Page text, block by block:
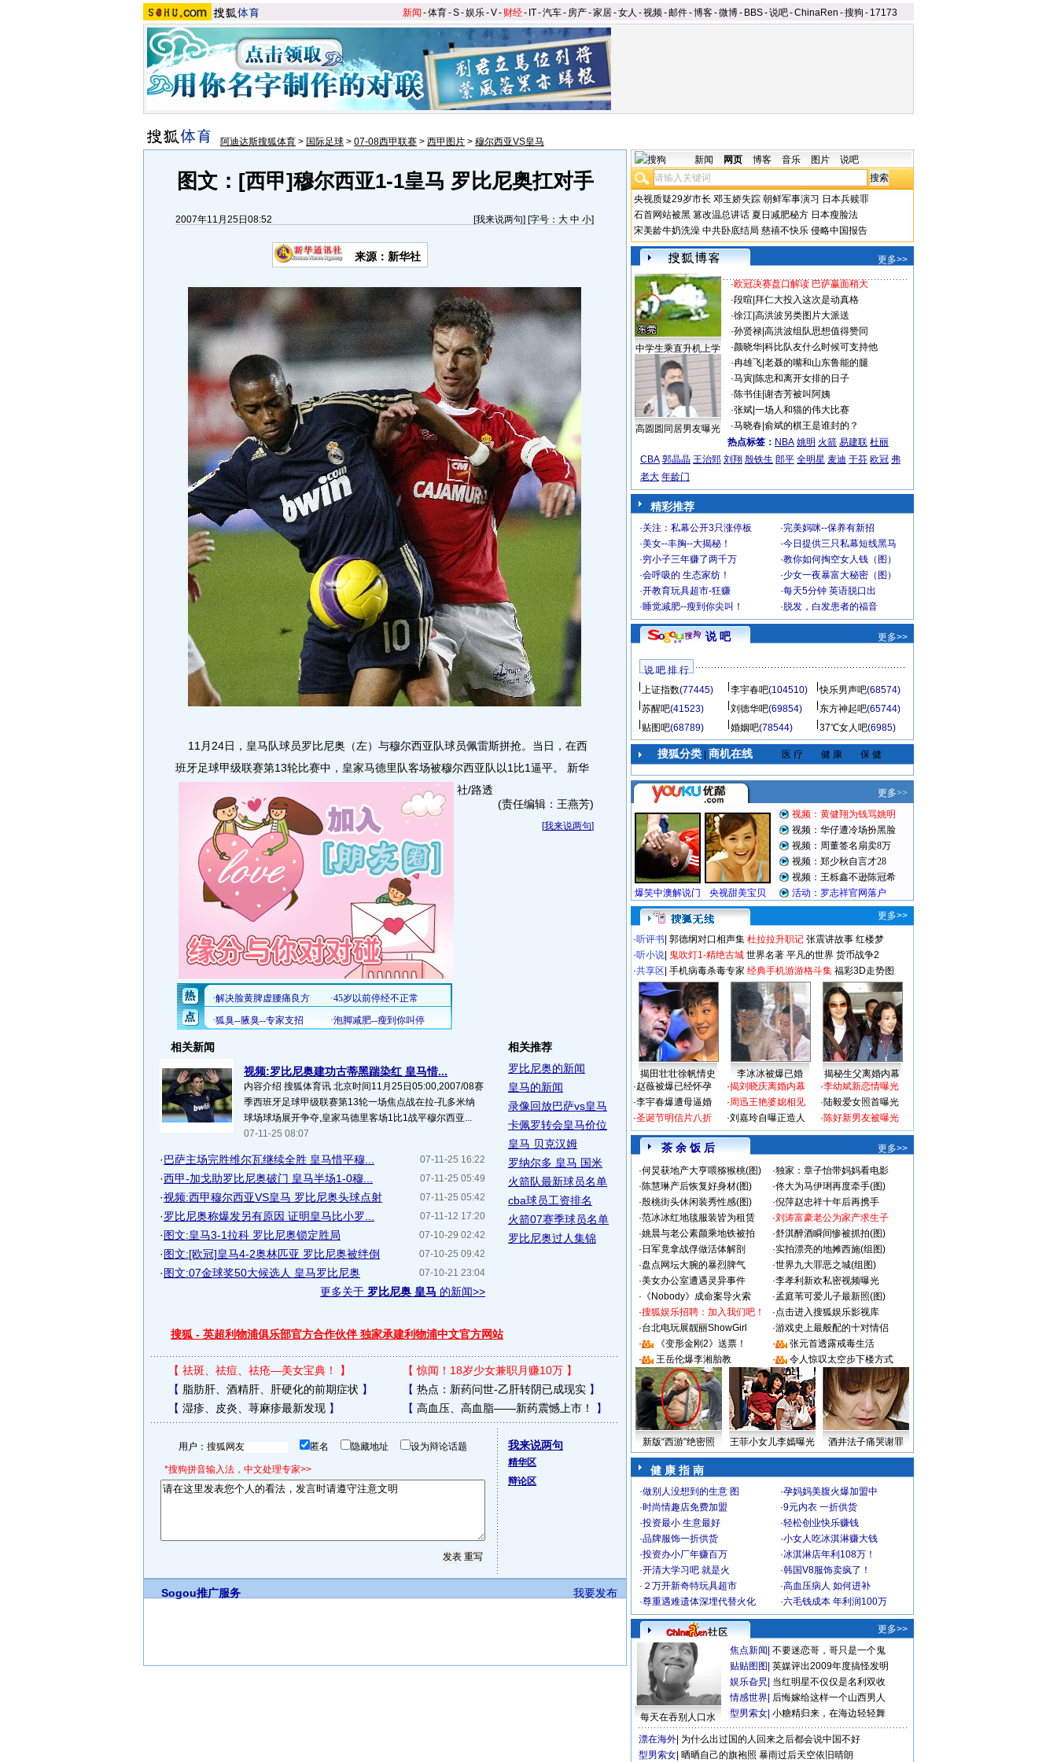
新闻 -体育-S-娱乐-V- 财经- IT-汽车- 房产-家居-女人 -视频-邮件-博客-微博- BBS-说吧-ChinaRen -搜狗 - 17173
阿迪达斯搜狐体育 > 国际足球 > 07-08西甲联赛 > 西甲图片 > 穆尔西亚VS皇马
图文：[西甲]穆尔西亚1-1皇马 罗比尼奥扛对手
2007年11月25日08:52 [我来说两句] [字号： 大 中 小]
来源：新华社
11月24日，皇马队球员罗比尼奥（左）与穆尔西亚队球员佩雷斯拼抢。当日，在西
班牙足球甲级联赛第13轮比赛中，皇家马德里队客场被穆尔西亚队以1比1逼平。 新华
社/路透
(责任编辑：王燕芳)
[我来说两句]
相关新闻
视频:罗比尼奥建功古蒂黑踹染红 皇马惜...
内容介绍 搜狐体育讯 北京时间11月25日05:00,2007/08赛
季西班牙足球甲级联赛第13轮一场焦点战在拉-孔多米纳
球场球场展开争夺,皇家马德里客场1比1战平穆尔西亚...
07-11-25 08:07
07-11-25 16:22
·巴萨主场完胜维尔瓦继续全胜 皇马惜平穆...
07-11-25 05:49
·西甲-加戈助罗比尼奥破门 皇马半场1-0穆...
07-11-25 05:42
·视频:西甲穆尔西亚VS皇马 罗比尼奥头球点射
07-11-12 17:20
·罗比尼奥称爆发另有原因 证明皇马比小罗...
07-10-29 02:42
·图文:皇马3-1拉科 罗比尼奥锁定胜局
07-10-25 09:42
·图文:[欧冠]皇马4-2奥林匹亚 罗比尼奥被绊倒
07-10-21 23:04
·图文:07金球奖50大候选人 皇马罗比尼奥
更多关于 罗比尼奥 皇马 的新闻>>
相关推荐
罗比尼奥的新闻
皇马的新闻
录像回放巴萨vs皇马
卡佩罗转会皇马价位
皇马 贝克汉姆
罗纳尔多 皇马 国米
火箭队最新球员名单
cba球员工资排名
火箭07赛季球员名单
罗比尼奥过人集锦
搜狐 - 英超利物浦俱乐部官方合作伙伴 独家承建利物浦中文官方网站
【 祛斑、祛痘、祛疮—美女宝典！ 】 【惊闻！18岁少女兼职月赚10万】
【 脂肪肝、酒精肝、肝硬化的前期症状 】 【 热点：新药问世-乙肝转阴已成现实】
【 湿疹、皮炎、荨麻疹最新发现】 【 高血压、高血脂——新药震憾上市！ 】
用户： 匿名 隐藏地址 设为辩论话题
*搜狗拼音输入法，中文处理专家>>
我来说两句
精华区
辩论区
我要发布
Sogou推广服务
新闻 网页 博客 音乐 图片 说吧
央视质疑29岁市长 邓玉娇失踪 朝鲜军事演习 日本兵赎罪
石首网站被黑 篡改温总讲话 夏日减肥秘方 日本瘦脸法
宋美龄牛奶洗澡 中共卧底结局 慈禧不快乐 侵略中国报告
更多>>
中学生乘直升机上学
高圆圆同居男友曝光
·欧冠决赛盘口解读 巴萨赢面稍大
·段暄 拜仁大投入这次是动真格
·徐江| 高洪波另类图片大派送
·孙贤禄| 高洪波组队思想值得赞同
·颜晓华| 科比队友什么时候可支持他
·冉雄飞| 老聂的嘴和山东鲁能的腿
·马寅| 陈忠和离开女排的日子
·陈书佳| 谢杏芳被叫阿姨
·张斌| 一场人和猫的伟大比赛
·马晓春| 俞斌的棋王是谁封的？
热点标签： NBA 姚明 火箭 易建联 杜丽
CBA 郭晶晶 王治郅 刘翔 殷铁生 郎平 全明星 麦迪 于芬 欧冠 弗
老大 年龄门
精彩推荐
·关注：私幕公开3只涨停板 ·完美妈咪--保养有新招
·美女--丰胸--大揭秘！ ·今日提供三只私幕短线黑马
·穷小子三年赚了两千万 ·教你如何掏空女人钱（图）
·会呼吸的 生态家纺！ ·少女一夜暴富大秘密（图）
·开教育玩具超市-狂赚 ·每天5分钟 英语脱口出
·睡觉减肥--瘦到你尖叫！ · 脱发，白发患者的福音
说 吧 更多>>
说 吧 排 行
上证指数(77445) 李宇春吧(104510) 快乐男声吧(68574)
苏醒吧(41523) 刘德华吧(69854) 东方神起吧(65744)
贴图吧(68789) 婚姻吧(78544) 37℃女人吧(6985)
搜狐分类| 商机在线 医 疗 健 康 保 健
更多>>
·听评书 郭德纲对口相声集 杜拉拉升职记 张震讲故事 红楼梦
·听小说 鬼吹灯1-精绝古城 世界名著 平凡的世界 货币战争2
·共享区 手机病毒杀毒专家 经典手机游游格斗集 福彩3D走势图
揭田壮壮徐帆情史 李冰冰被爆已婚
揭秘生父离婚内幕
·赵薇被爆已经怀孕
·李宇春爆遭母逼婚
·圣诞节明信片八折
·揭刘晓庆离婚内幕
·周迅王艳婆媳相见
·刘嘉玲自曝正造人
·李幼斌新恋情曝光
·陆毅爱女照首曝光
·陈好新男友被曝光
茶 余 饭 后
更多>>
·何炅获地产大亨喂猕猴桃(图) ·独家：章子怡带妈妈看电影
·陈慧琳产后恢复好身材(图) ·佟大为马伊琍再度牵手(图)
·殷桃街头休闲装秀性感(图) ·倪萍赵忠祥十年后再携手
·范冰冰红地毯服装皆为租赁 ·刘涛富豪老公为家产求生子
·姚晨与老公素颜乘地铁被拍 ·舒淇醉酒瞬间惨被抓拍(图)
· 日军竟拿战俘做活体解剖 ·实拍漂亮的地摊西施(组图)
·盘点网坛大腕的暴烈脾气 ·世界九大罪恶之城(组图)
·美女办公室遭遇灵异事件 ·李孝利新欢私密视频曝光
· 《Nobody》成命案导火索 ·孟庭苇可爱儿子最新照(图)
·搜狐娱乐招聘：加入我们吧！ ·点击进入搜狐娱乐影视库
·台北电玩展靓丽ShowGirl ·游戏史上最般配的十对情侣
·
《变形金刚2》送票！ ·
张元首透露戒毒生活
·
王岳伦爆李湘胎教 · 令人惊叹太空步下楼方式
新版“西游”绝密照 王菲小女儿李嫣曝光 酒井法子痛哭谢罪
健 康 指 南
·做别人没想到的生意 图 ·孕妈妈美腹火爆加盟中
·时尚情趣店免费加盟 ·9元内衣 一折供货
·投资最小 生意最好 ·轻松创业快乐赚钱
·品牌服饰一折供货 ·小女人吃冰淇淋赚大钱
·投资办小厂年赚百万 ·冰淇淋店年利108万！
·开清大学习吧 就是火 ·韩国V8服饰卖疯了！
· ２万开新奇特玩具超市 ·高血压病人 如何进补
·尊重遇难遗体深埋代替火化 ·六毛钱成本 年利润100万
更多>>
每天在吞别人口水
焦点新闻 不要迷恋哥，哥只是一个鬼
贴贴图图 英媒评出2009年度搞怪发明
娱乐旮旯 当红明星不仅仅是名利双收
情感世界 后悔嫁给这样一个山西男人
型男索女 小糖精归来，在海边轻轻舞
漂在海外 为什么出过国的人回来之后都会说中国不好
型男索女 晒晒自己的旗袍照 暴雨过后天空依旧晴朗